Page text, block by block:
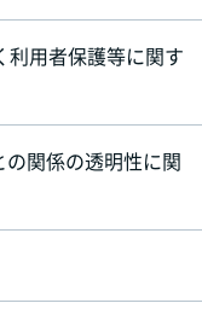
利用者保護等に関す
関係の透明性に関